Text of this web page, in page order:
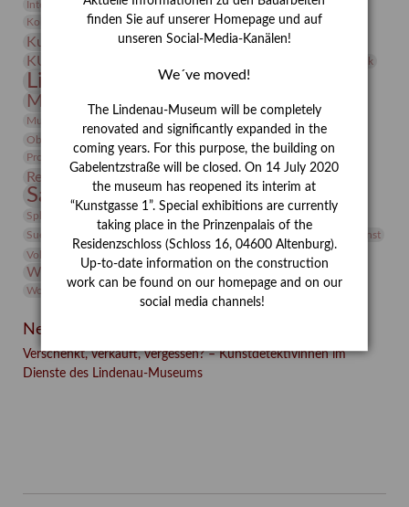
Integriertes Schädlingsmanagement
Italien Jahresempfang
Jubiläum
Kolosseum
Kooperationsausstellung Korkmodelle Kunst
Kunstmuseum Kunstvermittlung Kunst von Kühl
KUNSTWAND Lehmbruck
Lindenau-Museum Marstall
Museumsgeschichte Museumsnacht
Museumspädagogik Natur
Neue Remise
Objekt im Fokus
Peter Schnürpel Phelloplastik
Provenienz
Provenienzforschung
Restaurierung Ruth Wolf-Rehfeld
Sammlung Samstagszeichner
Sphinx
studio Studio Bildende Kunst
studioDIGITAL
Suermondt-Ludwig-Museum
Vermittlung
Videokunst
Volontariat
Weihnachten
Werkbetrachtung Wissenschaft
Wolf und Hund
Zirkuswoche
Neueste Beiträge
Verschenkt, verkauft, vergessen? – Kunstdetektivinnen im
Dienste des Lindenau-Museums
finden Sie auf unserer Homepage und auf
unseren Social-Media-Kanälen!
We´ve moved!
The Lindenau-Museum will be completely
renovated and significantly expanded in the
coming years. For this purpose, the building on
Gabelentzstraße will be closed. On 14 July 2020
the museum has reopened its interim at
“Kunstgasse 1”. Special exhibitions are currently
taking place in the Prinzenpalais of the
Residenzschloss (Schloss 16, 04600 Altenburg).
Up-to-date information on the construction
work can be found on our homepage and on our
social media channels!